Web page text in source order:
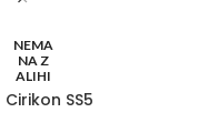
NEMA
NA Z
ALIHI
Cirikon SS5